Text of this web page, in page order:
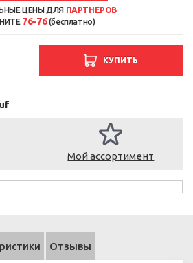
ЦЕНЫ ДЛЯ ПАРТНЕРОВ
76-76(бесплатно)
КУПИТЬ
Мой ассортимент
Отзывы